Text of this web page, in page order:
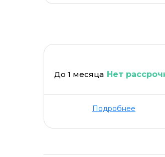
До 1 месяца Нет
Подробнее